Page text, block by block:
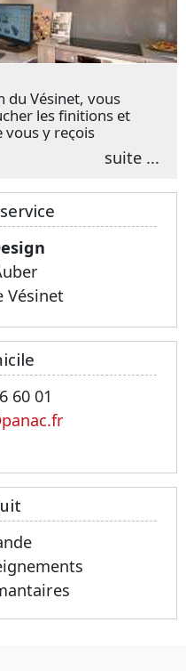
du Vésinet, vous
les finitions et
vous y reçois
de votre projet et
en choix plussuite ...
Vésinet
60 01